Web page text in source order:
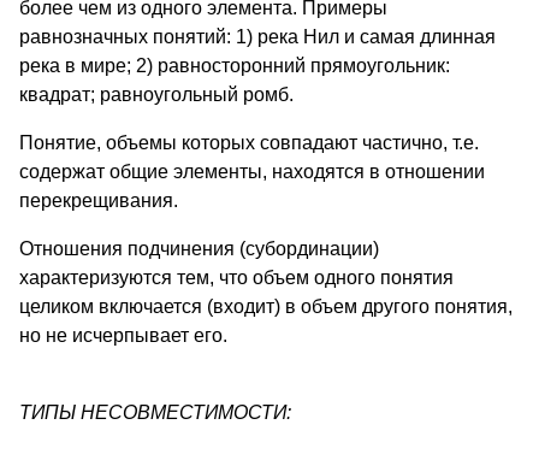
более чем из одного элемента. Примеры
равнозначных понятий: 1) река Нил и самая длинная
река в мире; 2) равносторонний прямоугольник:
квадрат; равноугольный ромб.
Понятие, объемы которых совпадают частично, т.е.
содержат общие элементы, находятся в отношении
перекрещивания.
Отношения подчинения (субординации)
характеризуются тем, что объем одного понятия
целиком включается (входит) в объем другого понятия,
но не исчерпывает его.
ТИПЫ НЕСОВМЕСТИМОСТИ: